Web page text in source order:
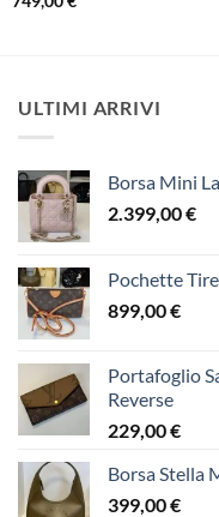
ULTIMI ARRIVI
Borsa Mini
2.399,00€
Pochette
899,00€
Portafoglio
Reverse
229,00€
Borsa Stella
399,00€